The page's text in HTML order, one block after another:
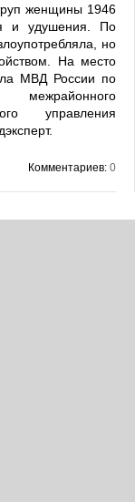
женщины 1946
и удушения. По
но
На место
МВД России по
межрайонного
управления
Комментариев: 0